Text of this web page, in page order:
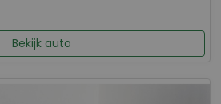
Bekijk auto